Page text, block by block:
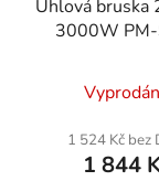
Úhlová bruska
3000W
1 524 Kč bez
1 844